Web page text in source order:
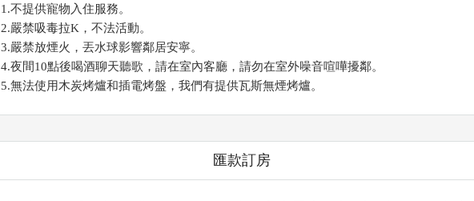
1.不提供寵物入住服務。
2.嚴禁吸毒拉K，不法活動。
3.嚴禁放煙火，丟水球影響鄰居安寧。
4.夜間10點後喝酒聊天聽歌，請在室內客廳，請勿在室外噪音喧嘩擾鄰。
5.無法使用木炭烤爐和插電烤盤，我們有提供瓦斯無煙烤爐。
匯款訂房